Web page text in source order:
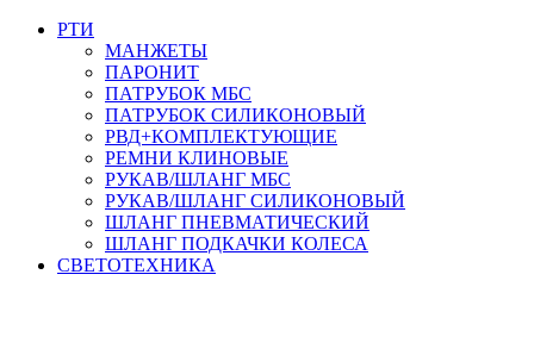
РТИ
МАНЖЕТЫ
ПАРОНИТ
ПАТРУБОК МБС
ПАТРУБОК СИЛИКОНОВЫЙ
РВД+КОМПЛЕКТУЮЩИЕ
РЕМНИ КЛИНОВЫЕ
РУКАВ/ШЛАНГ МБС
РУКАВ/ШЛАНГ СИЛИКОНОВЫЙ
ШЛАНГ ПНЕВМАТИЧЕСКИЙ
ШЛАНГ ПОДКАЧКИ КОЛЕСА
СВЕТОТЕХНИКА